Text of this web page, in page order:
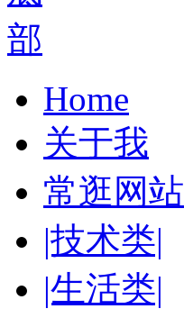
Home
关于我
常逛网站
|技术类|
|生活类|